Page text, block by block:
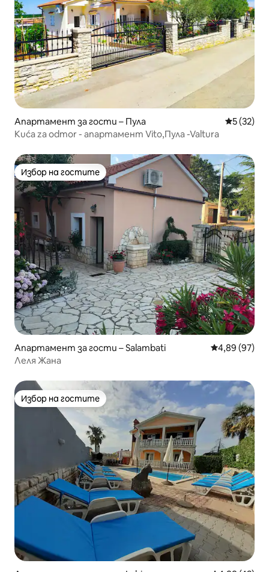
Апартамент за гости – Пула Средна
5 (32)
Kuća za odmor - апартамент Vito,Пула -Valtura
Избор на гостите
Избор на гостите
Апартамент за гости – Salambati Средна
4,89 (97)
Леля Жана
Избор на гостите
Избор на гостите